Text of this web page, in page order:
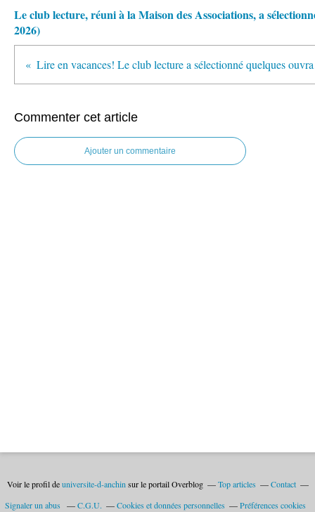
Le club lecture, réuni à la Maison des Associations, a
2026)
Commenter cet article
Ajouter un commentaire
Voir le profil deuniversite-d-anchin sur le portail Overblog Top articles
Contact
Signaler un abus
C.G.U. Cookies et données personnelles Préférences cookies